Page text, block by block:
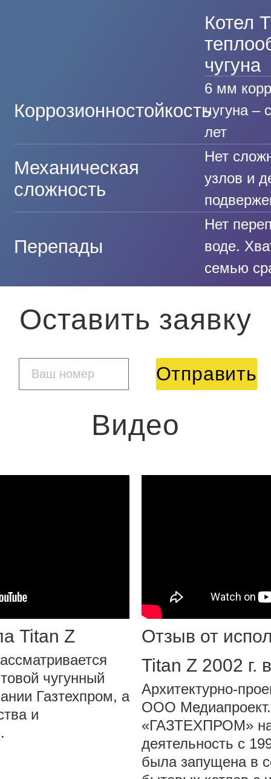
Коррозионностойкость
Механическая
сложность
Перепады
Котел
чугуна
6 мм
чугуна –
лет
Нет
узлов и
Нет
воде.
семью
Оставить заявку
Отправить
Видео
Titan Z
чугунный
Газтехпром, а
и
Отзыв от
Titan Z 2002 г.
Архитектурно-
ООО
«ГАЗТЕХПРОМ»
деятельность с
была запущена в